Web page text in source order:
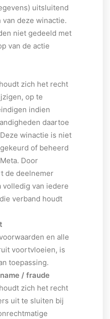
uitsluitend
deze winactie.
niet gedeeld met
van de actie
zich het recht
op te
indien
daartoe
winactie is niet
of beheerd
Door
de deelnemer
volledig van iedere
verband houdt
en alle
voortvloeien, is
toepassing.
/ fraude
zich het recht
uit te sluiten bij